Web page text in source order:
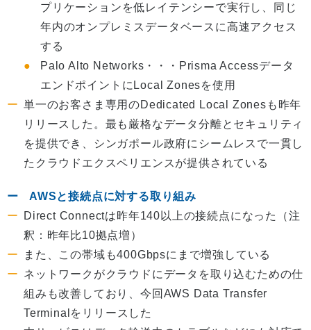
プリケーションを低レイテンシーで実行し、同じ
年内のオンプレミスデータベースに高速アクセス
する
Palo Alto Networks・・・Prisma Accessデータ
エンドポイントにLocal Zonesを使用
単一のお客さま専用のDedicated Local Zonesも昨年
リリースした。最も厳格なデータ分離とセキュリティ
を提供でき、シンガポール政府にシームレスで一貫し
たクラウドエクスペリエンスが提供されている
AWSと接続点に対する取り組み
Direct Connectは昨年140以上の接続点になった（注
釈：昨年比10拠点増）
また、この帯域も400Gbpsにまで増強している
ネットワークがクラウドにデータを取り込むための仕
組みも改善しており、今回AWS Data Transfer
Terminalをリリースした